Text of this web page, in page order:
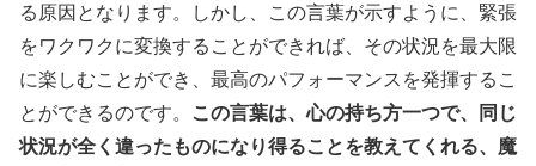
る原因となります。しかし、この言葉が示すように、緊張
をワクワクに変換することができれば、その状況を最大限
に楽しむことができ、最高のパフォーマンスを発揮するこ
とができるのです。
この言葉は、心の持ち方一つで、同じ
状況が全く違ったものになり得ることを教えてくれる、魔